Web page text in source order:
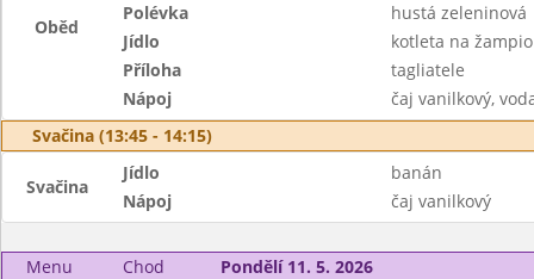
Oběd
Polévka
hustá zeleninová
Jídlo
kotleta na
Příloha
tagliatele
Nápoj
čaj vanilkový,
Svačina (13:45 - 14:15)
Svačina
Jídlo
banán
Nápoj
čaj vanilkový
Menu Chod
Pondělí 11. 5. 2026